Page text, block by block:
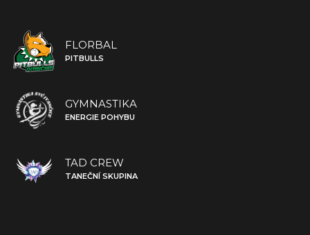
FLORBAL
PITBULLS
GYMNASTIKA
ENERGIE POHYBU
TAD CREW
TANEČNÍ SKUPINA